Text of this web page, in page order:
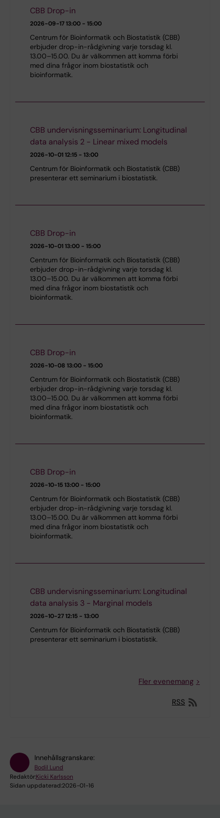
CBB Drop-in
2026-09-1713:00 - 15:00
Centrum för Bioinformatik och Biostatistik (CBB)
erbjuder drop-in-rådgivning varje torsdag kl.
13.00–15.00. Du är välkommen att komma förbi
med dina frågor inom biostatistik och
bioinformatik.
CBB undervisningsseminarium: Longitudinal
data analysis 2 - Linear mixed models
2026-10-0112:15 - 13:00
Centrum för Bioinformatik och Biostatistik (CBB)
presenterar ett seminarium i biostatistik.
CBB Drop-in
2026-10-0113:00 - 15:00
Centrum för Bioinformatik och Biostatistik (CBB)
erbjuder drop-in-rådgivning varje torsdag kl.
13.00–15.00. Du är välkommen att komma förbi
med dina frågor inom biostatistik och
bioinformatik.
CBB Drop-in
2026-10-08 13:00 - 15:00
Centrum för Bioinformatik och Biostatistik (CBB)
erbjuder drop-in-rådgivning varje torsdag kl.
13.00–15.00. Du är välkommen att komma förbi
med dina frågor inom biostatistik och
bioinformatik.
CBB Drop-in
2026-10-1513:00 - 15:00
Centrum för Bioinformatik och Biostatistik (CBB)
erbjuder drop-in-rådgivning varje torsdag kl.
13.00–15.00. Du är välkommen att komma förbi
med dina frågor inom biostatistik och
bioinformatik.
CBB undervisningsseminarium: Longitudinal
data analysis 3 - Marginal models
2026-10-2712:15 - 13:00
Centrum för Bioinformatik och Biostatistik (CBB)
presenterar ett seminarium i biostatistik.
Fler evenemang
RSS
Innehållsgranskare:
Bodil Lund
Redaktör:Kicki Karlsson
Sidan uppdaterad:2026-01-16